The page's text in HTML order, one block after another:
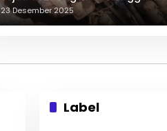
Berulang-ulang
23 Desember 2025
Label